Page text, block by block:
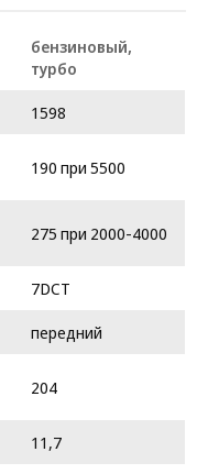
бензиновый,
турбо
1598
190 при 5500
275 при 2000-4000
7DCT
передний
204
11,7